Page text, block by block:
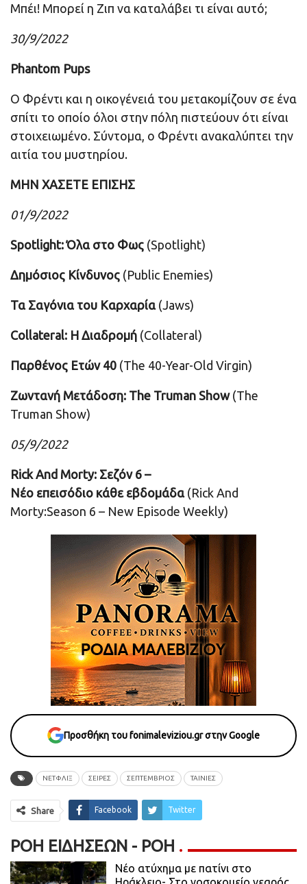
Μπέι! Μπορεί η Ζιπ να καταλάβει τι είναι αυτό;
30/9/2022
Phantom Pups
Ο Φρέντι και η οικογένειά του μετακομίζουν σε ένα
σπίτι το οποίο όλοι στην πόλη πιστεύουν ότι είναι
στοιχειωμένο. Σύντομα, ο Φρέντι ανακαλύπτει την
αιτία του μυστηρίου.
ΜΗΝ ΧΑΣΕΤΕ ΕΠΙΣΗΣ
01/9/2022
Spotlight: Όλα στο Φως (Spotlight)
Δημόσιος Κίνδυνος (Public Enemies)
Τα Σαγόνια του Καρχαρία (Jaws)
Collateral: Η Διαδρομή (Collateral)
Παρθένος Ετών40 (The 40-Year-Old Virgin)
Ζωντανή Μετάδοση: The Truman Show (The
Truman Show)
05/9/2022
Rick And Morty: Σεζόν 6 –
Νέο επεισόδιο κάθε εβδομάδα (Rick And
Morty:Season 6 – New Episode Weekly)
Προσθήκη του fonimaleviziou.gr στην Google
ΝΕΤΦΛΙΞ ΣΕΙΡΕΣ ΣΕΠΤΕΜΒΡΙΟΣ ΤΑΙΝΙΕΣ
Share Facebook Twitter
ΡΟΉ ΕΙΔΉΣΕΩΝ - ΡΟΗ
Νέο ατύχημα με πατίνι στο